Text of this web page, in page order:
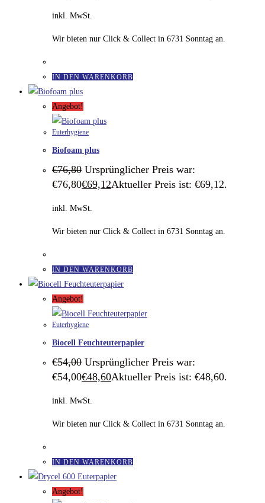
inkl. MwSt.
Wir bieten nur Click & Collect in 6731 Sonntag an.
IN DEN WARENKORB
Angebot!
Euterhygiene
Biofoam plus
€76,80 Ursprünglicher Preis war:
€76,80€69,12Aktueller Preis ist: €69,12.
inkl. MwSt.
Wir bieten nur Click & Collect in 6731 Sonntag an.
IN DEN WARENKORB
Angebot!
Euterhygiene
Biocell Feuchteuterpapier
€54,00 Ursprünglicher Preis war:
€54,00€48,60Aktueller Preis ist: €48,60.
inkl. MwSt.
Wir bieten nur Click & Collect in 6731 Sonntag an.
IN DEN WARENKORB
Angebot!